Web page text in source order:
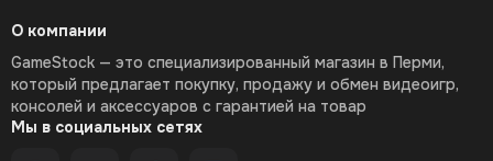
О компании
GameStock — это специализированный магазин в Перми,
который предлагает покупку, продажу и обмен видеоигр,
консолей и аксессуаров с гарантией на товар
Мы в социальных сетях